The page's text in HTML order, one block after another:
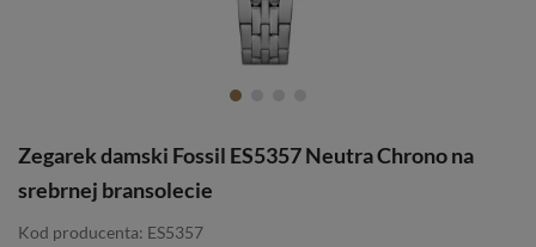
Zegarek damski Fossil ES5357 Neutra Chrono na
srebrnej bransolecie
Kod producenta: ES5357